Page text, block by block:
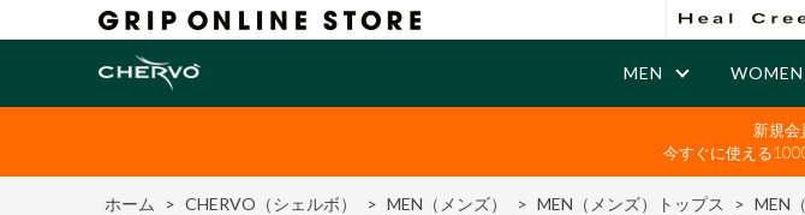
MEN WOMEN
新規会
今すぐに使える
ホーム > CHERVO（シェルボ） > MEN（メンズ） > MEN（メンズ）トップス > MEN